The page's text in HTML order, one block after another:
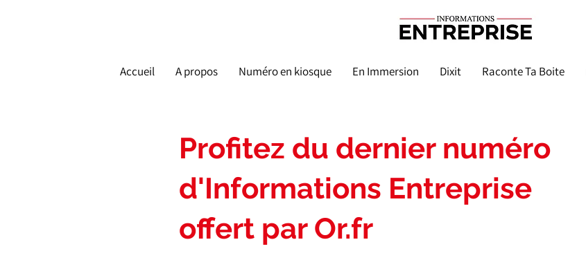
Accueil A propos Numéro en kiosque En Immersion Dixit Raconte Ta Boite
Profitez du dernier numéro
d'Informations Entreprise
offert par Or.fr